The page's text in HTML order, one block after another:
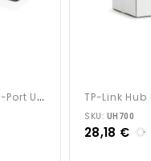
T
P-Link Hub USB 7-Port UH720
SKU: UH700
28,18 €